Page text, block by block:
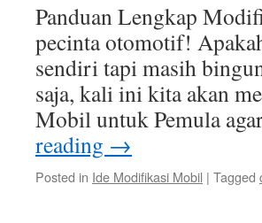
Panduan Lengkap
pecinta otomotif!
sendiri tapi masih
saja, kali ini kita akan
Mobil untuk Pemula
reading →
Posted in Ide Modifikasi Mobil | Tagged